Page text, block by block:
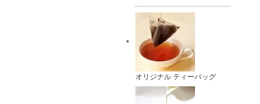
オリジナル ティーバッグ